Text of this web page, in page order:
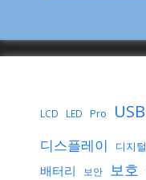
LCD LED Pro USB
디스플레이 디지털
배터리 보안 보호